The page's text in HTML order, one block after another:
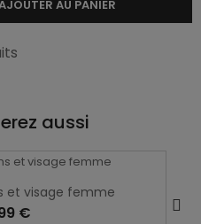
AU PANIER
aussi
et visage femme
€